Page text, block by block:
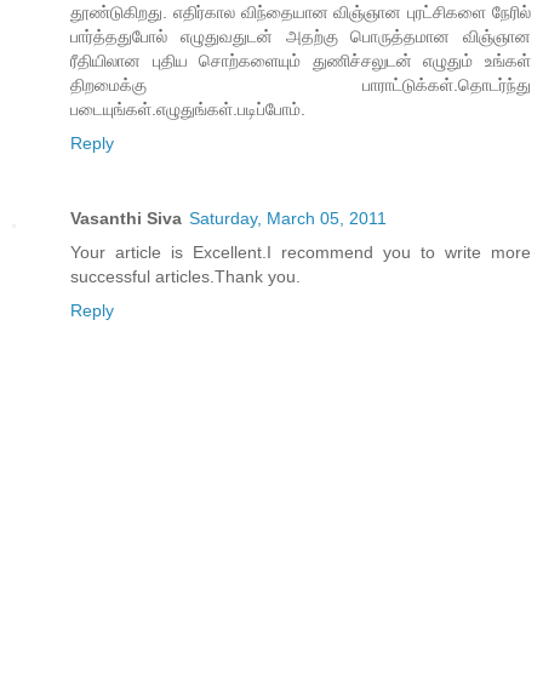
தூண்டுகிறது. எதிர்கால விந்தையான விஞ்ஞான புரட்சிகளை நேரில்
பார்த்ததுபோல் எழுதுவதுடன் அதற்கு பொருத்தமான விஞ்ஞான
ரீதியிலான புதிய சொற்களையும் துணிச்சலுடன் எழுதும் உங்கள்
திறமைக்கு பாராட்டுக்கள்.தொடர்ந்து
படையுங்கள்.எழுதுங்கள்.படிப்போம்.
Reply
Vasanthi Siva Saturday, March 05, 2011
Your article is Excellent.I recommend you to write more
successful articles.Thank you.
Reply